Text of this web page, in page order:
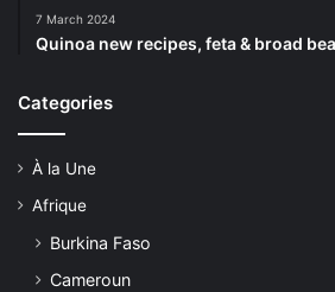
7 March 2024
Quinoa new recipes, feta & broad
Categories
À la Une
Afrique
Burkina Faso
Cameroun